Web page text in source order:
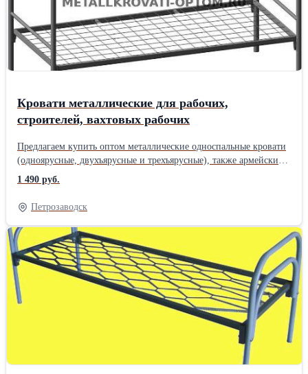
мелкооптовые и крупнооптовые заказы. Работаем быстро и
качественно по всей России и Казахстану. Также у нас Вы
можете недорого купить постельные принадлежности для
кроватей - матрасы, подушки, одеяла, комплекты постельного
белья. +7-926-847-38-08, +7-968-542-50-64 Екатерина Компания
Кровати металлические для рабочих,
строителей, вахтовых рабочих
Предлагаем купить оптом металлические односпальные кровати
(одноярусные, двухъярусные и трехъярусные), также армейские
кровати и раскладушки. Кровати подходят для общежития
студентов, для интерната, для больницы, госпиталя, для военных
казарм, для различных общественных организаций, для базы
отдыха, санатория, пансионата, гостиницы эконом-класса, отеля,
для детского оздоровительного лагеря, для рабочих, строителей,
для бюджета и пр. Быстро и качественно выполним оптовые
заказы. Принимаем заказы только от 10 шт. кроватей. Розницы
нет. Обращайтесь, будем рады сотрудничеству с Вами. Работаем с
доставкой по всей России и Казахстану. Также у нас Вы можете
недорого купить постельные принадлежности для кроватей -
матрасы, подушки, одеяла, комплекты постельного белья. +7-
926-847-38-08, +7-968-542-50-64 Екатерина Компания "
1 490 руб.
Петрозаводск